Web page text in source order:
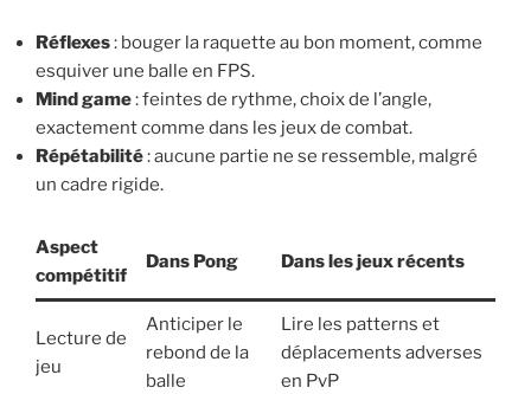
Réflexes: bouger la raquette au bon moment, comme
esquiver une balle en FPS.
Mind game: feintes de rythme, choix de l’angle,
exactement comme dans les jeux de combat.
Répétabilité: aucune partie ne se ressemble, malgré
un cadre rigide.
Aspect
compétitif
Dans Pong Dans les jeux récents
Lecture de
jeu
Anticiper le
rebond de la
balle
Lire les patterns et
déplacements adverses
en PvP